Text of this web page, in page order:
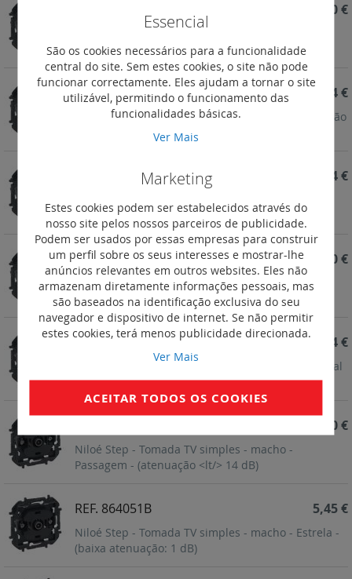
atenuação: 1.5 dB)
5,60 €
REF. 864056B
Niloé Step - Tomada TV+SAT - Terminal - (atenuação
6,44 €
REF. 864055B
Niloé Step - Tomada TV+SAT - Passagem -
(atenuação <lt/> 14 dB)
8,44 €
REF. 864054B
Niloé Step - Tomada TV+SAT - Estrela - (baixa
atenuação: 1 dB)
5,60 €
REF. 864053B
Niloé Step - Tomada TV simples - macho - Terminal
- (atenuação <lt/> 14 dB)
5,94 €
Niloé Step - Tomada TV simples - macho -
Passagem - (atenuação <lt/> 14 dB)
7,80 €
REF. 864051B
Niloé Step - Tomada TV simples - macho - Estrela -
(baixa atenuação: 1 dB)
5,45 €
Essencial
São os cookies necessários para a funcionalidade
central do site. Sem estes cookies, o site não pode
funcionar correctamente. Eles ajudam a tornar o site
utilizável, permitindo o funcionamento das
funcionalidades básicas.
Ver Mais
Marketing
Estes cookies podem ser estabelecidos através do
nosso site pelos nossos parceiros de publicidade.
Podem ser usados por essas empresas para construir
um perfil sobre os seus interesses e mostrar-lhe
anúncios relevantes em outros websites. Eles não
armazenam diretamente informações pessoais, mas
são baseados na identificação exclusiva do seu
navegador e dispositivo de internet. Se não permitir
estes cookies, terá menos publicidade direcionada.
Ver Mais
ACEITAR TODOS OS COOKIES